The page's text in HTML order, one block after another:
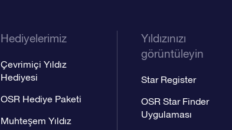
Hediyelerimiz
Çevrimiçi Yıldız
Hediyesi
OSR Hediye Paketi
Muhteşem Yıldız
Yıldızınızı
görüntüleyin
Star Register
OSR Star Finder
Uygulaması